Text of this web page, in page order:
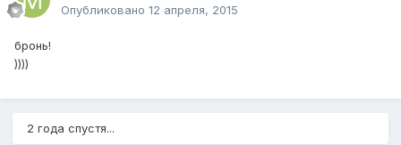
Опубликовано 12 апреля, 2015
бронь!
))))
2 года спустя...